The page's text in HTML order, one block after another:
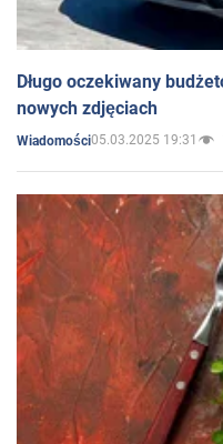
Długo oczekiwany
nowych zdjęciach
Wiadomości05.03.2025 19:31